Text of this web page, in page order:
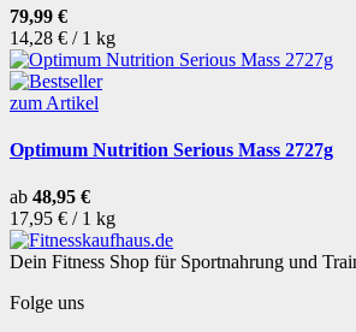
79,99 €
14,28 € / 1 kg
zum Artikel
Optimum Nutrition Serious Mass 2727g
ab 48,95 €
17,95 € / 1 kg
Dein Fitness Shop für Sportnahrung und
Folge uns